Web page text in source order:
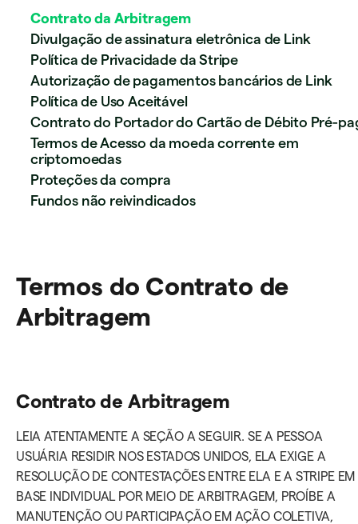
Contrato da Arbitragem
Divulgação de assinatura eletrônica de Link
Política de Privacidade da Stripe
Autorização de pagamentos bancários de Link
Política de Uso Aceitável
Contrato do Portador do Cartão de Débito Pré-
Termos de Acesso da moeda corrente em
criptomoedas
Proteções da compra
Fundos não reivindicados
Termos do Contrato de
Arbitragem
Contrato de Arbitragem
LEIA ATENTAMENTE A SEÇÃO A SEGUIR. SE A PESSOA
USUÁRIA RESIDIR NOS ESTADOS UNIDOS, ELA EXIGE A
RESOLUÇÃO DE CONTESTAÇÕES ENTRE ELA E A STRIPE EM
BASE INDIVIDUAL POR MEIO DE ARBITRAGEM, PROÍBE A
MANUTENÇÃO OU PARTICIPAÇÃO EM AÇÃO COLETIVA,